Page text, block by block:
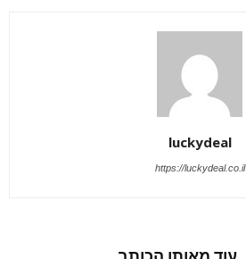
luckydeal
https://luckydeal.co.il